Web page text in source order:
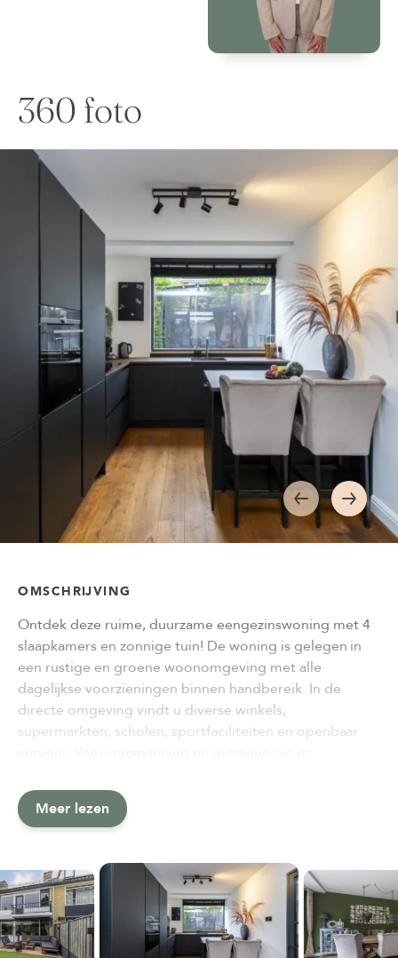
360 foto
OMSCHRIJVING
Ontdek deze ruime, duurzame eengezinswoning met 4
slaapkamers en zonnige tuin! De woning is gelegen in
een rustige en groene woonomgeving met alle
dagelijkse voorzieningen binnen handbereik. In de
directe omgeving vindt u diverse winkels,
supermarkten, scholen, sportfaciliteiten en openbaar
Meer lezen